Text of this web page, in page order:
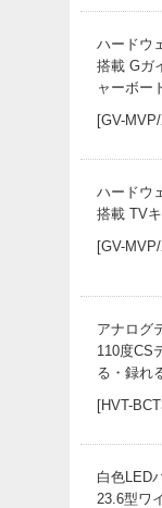
ハードウ
搭載 Gガ
ャーボー
[GV-
ハードウ
搭載 TV
[GV-
アナログ
110度CS
る・録れ
[HVT-
白色LED
23.6型ワ